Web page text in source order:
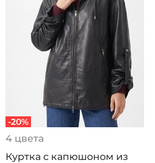
-20%
4 цвета
Куртка с капюшоном из